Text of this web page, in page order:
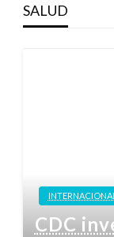
SALUD
INTERNACIONAL
CDC